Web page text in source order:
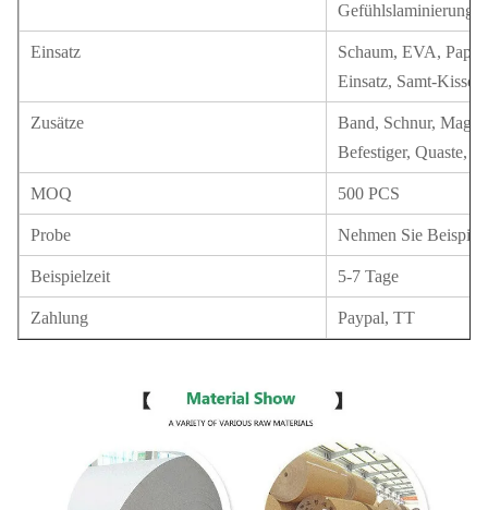
Gefühlslaminierung
Einsatz
Schaum, EVA,
Einsatz, Samt-Kissen
Zusätze
Band, Schnur,
Befestiger, Quaste,
MOQ 500 PCS
Probe Nehmen Sie
Beispielzeit 5-7 Tage
Zahlung Paypal, TT